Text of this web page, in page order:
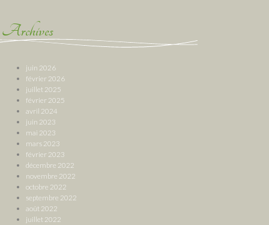
Archives
juin 2026
février 2026
juillet 2025
février 2025
avril 2024
juin 2023
mai 2023
mars 2023
février 2023
décembre 2022
novembre 2022
octobre 2022
septembre 2022
août 2022
juillet 2022